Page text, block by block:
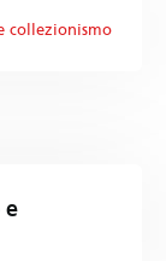
collezionismo
e